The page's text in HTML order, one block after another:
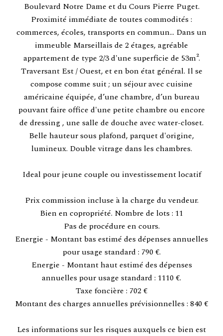
Boulevard Notre Dame et du Cours Pierre Puget.
Proximité immédiate de toutes commodités :
commerces, écoles, transports en commun... Dans un
immeuble Marseillais de 2 étages, agréable
appartement de type 2/3 d'une superficie de 53m².
Traversant Est / Ouest, et en bon état général. Il se
compose comme suit ; un séjour avec cuisine
américaine équipée, d’une chambre, d’un bureau
pouvant faire office d'une petite chambre ou encore
de dressing , une salle de douche avec water-closet.
Belle hauteur sous plafond, parquet d'origine,
lumineux. Double vitrage dans les chambres.
Ideal pour jeune couple ou investissement locatif
Prix commission incluse à la charge du vendeur.
Bien en copropriété. Nombre de lots : 11
Pas de procédure en cours.
Energie - Montant bas estimé des dépenses annuelles
pour usage standard : 790 €.
Energie - Montant haut estimé des dépenses
annuelles pour usage standard : 1110 €.
Taxe foncière : 702 €
Montant des charges annuelles prévisionnelles : 840 €
Les informations sur les risques auxquels ce bien est